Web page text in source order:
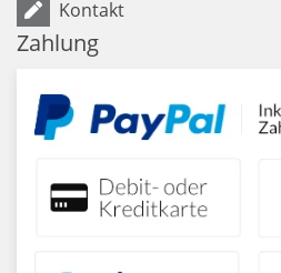
Kontakt
Zahlung